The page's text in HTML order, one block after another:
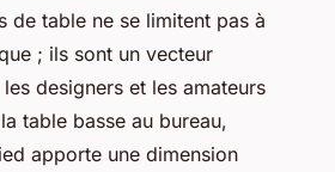
de table ne se limitent pas à
; ils sont un vecteur
designers et les amateurs
table basse au bureau,
apporte une dimension